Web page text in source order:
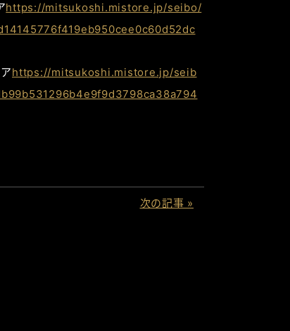
https://mitsukoshi.mistore.jp/seibo/
https://mitsukoshi.mistore.jp/seib
次の記事 »